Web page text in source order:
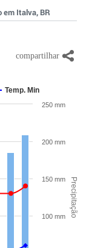
em Italva, BR
Precipitação
Temp. Min
100 mm
150 mm
200 mm
250 mm